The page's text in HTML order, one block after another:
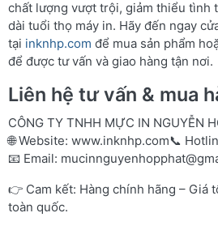
chất lượng vượt trội, giảm thiểu tình
dài tuổi thọ máy in. Hãy đến ngay
tại inknhp.com để mua sản phẩm
để được tư vấn và giao hàng tận nơi.
Liên hệ tư vấn & mua
CÔNG TY TNHH MỰC IN NGUYỄN
🌐 Website: www.inknhp.com📞
📧 Email:
👉 Cam kết: Hàng chính hãng – Giá
toàn quốc.